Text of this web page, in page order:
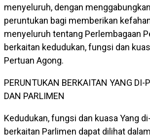
menyeluruh, dengan
peruntukan bagi memberikan
menyeluruh tentang Perlembagaan
berkaitan kedudukan, fungsi dan
Pertuan Agong.
PERUNTUKAN BERKAITAN YANG DI-
DAN PARLIMEN
Kedudukan, fungsi dan kuasa Yang
berkaitan Parlimen dapat dilihat